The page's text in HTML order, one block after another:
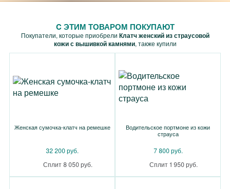
C ЭТИМ ТОВАРОМ ПОКУПАЮТ
Покупатели, которые приобрели Клатч женский из страусовой
кожи с вышивкой камнями, также купили
Женская сумочка-клатч на ремешке
32 200 руб.
Сплит 8 050 руб.
Водительское портмоне из кожи
страуса
7 800 руб.
Сплит 1 950 руб.